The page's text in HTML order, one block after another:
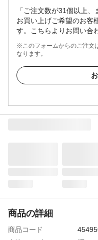
「ご注文数が31個以上
お買い上げご希望のお客
す。こちらよりお問い合
※このフォームからのご注文
なります。
商品の詳細
商品コード